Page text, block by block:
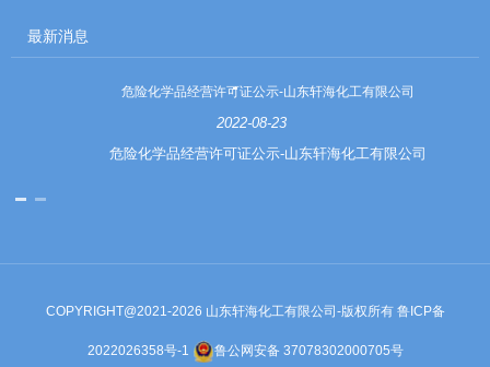
最新消息
危险化学品经营许可证公示-山东轩海化工有限公司
2022-08-23
危险化学品经营许可证公示-山东轩海化工有限公司
COPYRIGHT@2021-2026 山东轩海化工有限公司-版权所有 鲁ICP备
2022026358号-1 鲁公网安备 37078302000705号